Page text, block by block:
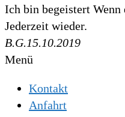
Ich bin begeistert
Jederzeit wieder.
B.G.15.10.2019
Menü
Kontakt
Anfahrt